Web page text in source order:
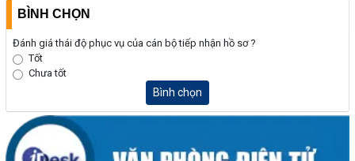
BÌNH CHỌN
Đánh giá thái độ phục vụ của cán bộ tiếp nhận hồ sơ ?
Tốt
Chưa tốt
Bình chọn